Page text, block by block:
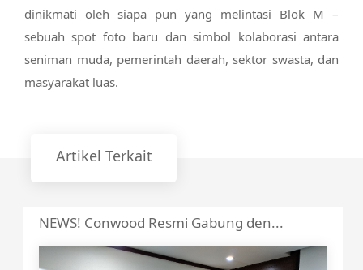
dinikmati oleh siapa pun yang melintasi Blok M –
sebuah spot foto baru dan simbol kolaborasi antara
seniman muda, pemerintah daerah, sektor swasta, dan
masyarakat luas.
Artikel Terkait
NEWS! Conwood Resmi Gabung den...